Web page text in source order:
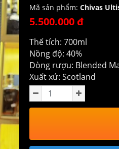
Mã sản phẩm: Chivas
5.500.000 đ
Thể tích: 700ml
Nồng độ: 40%
Dòng rượu: Blended
Xuất xứ: Scotland